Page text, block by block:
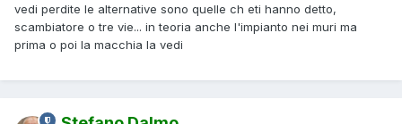
vedi perdite le alternative sono quelle ch eti hanno detto,
scambiatore o tre vie... in teoria anche l'impianto nei muri ma
prima o poi la macchia la vedi